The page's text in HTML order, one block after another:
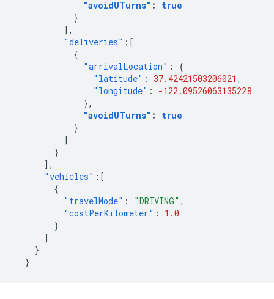
"avoidUTurns" :
true
}
],
"deliveries" :[
{
"arrivalLocation" :
{
"latitude" : 37.42421503206021 ,
"longitude" :
-122.09526063135228
},
"avoidUTurns" :
true
}
]
}
],
"vehicles" :[
{
"travelMode" : "DRIVING" ,
"costPerKilometer" :
1.0
}
]
}
}